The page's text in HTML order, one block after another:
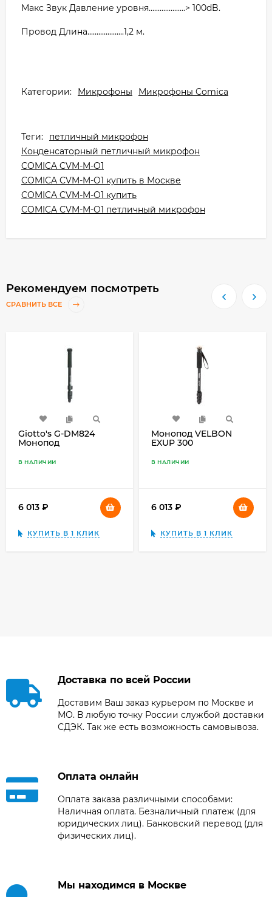
Макс Звук Давление уровня....................> 100dB.
Провод Длина....................1,2 м.
Категории: Микрофоны Микрофоны Comica
Теги:
петличный микрофон
Конденсаторный петличный микрофон
COMICA CVM-M-O1
COMICA CVM-M-O1 купить в Москве
COMICA CVM-M-O1 купить
COMICA CVM-M-O1 петличный микрофон
Рекомендуем посмотреть
СРАВНИТЬ ВСЕ
Giotto's G-DM824
Монопод
В НАЛИЧИИ
6 013
КУПИТЬ В 1 КЛИК
Монопод VELBON
EXUP 300
В НАЛИЧИИ
6 013
КУПИТЬ В 1 КЛИК
Доставка по всей России
Доставим Ваш заказ курьером по Москве и
МО. В любую точку России службой доставки
СДЭК. Так же есть возможность самовывоза.
Оплата онлайн
Оплата заказа различными способами:
Наличная оплата. Безналичный платеж (для
юридических лиц). Банковский перевод (для
физических лиц).
Мы находимся в Москве